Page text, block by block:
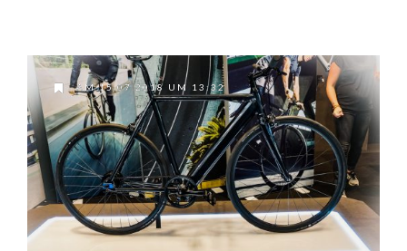
AM 15.07.2018 UM 13:32